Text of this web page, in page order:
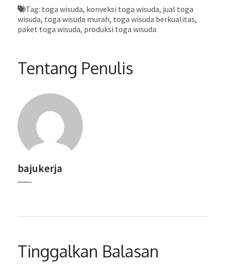
Tag: toga wisuda, konveksi toga wisuda, jual toga
wisuda, toga wisuda murah, toga wisuda berkualitas,
paket toga wisuda, produksi toga wisuda
Tentang Penulis
bajukerja
Tinggalkan Balasan